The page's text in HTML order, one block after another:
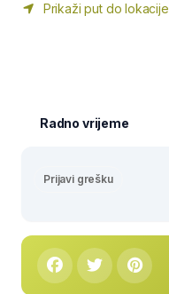
Prikaži put do lokacije
Radno vrijeme
Prijavi grešku